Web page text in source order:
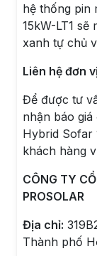
hệ thống pin
15kW-LT1
xanh tự chủ
Liên hệ đơn
Để được tư
nhận báo
Hybrid Sofar
khách hàng
CÔNG TY
PROSOLAR
Địa chỉ:
Thành phố